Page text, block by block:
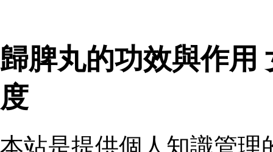
歸脾丸的功效與作用
度
本站是提供個人知識管理